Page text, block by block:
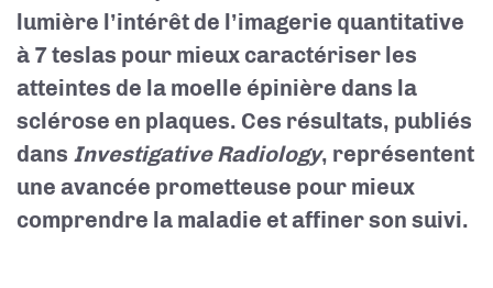
lumière l’intérêt de l’imagerie quantitative
à 7 teslas pour mieux caractériser les
atteintes de la moelle épinière dans la
sclérose en plaques. Ces résultats, publiés
dans Investigative Radiology, représentent
une avancée prometteuse pour mieux
comprendre la maladie et affiner son suivi.